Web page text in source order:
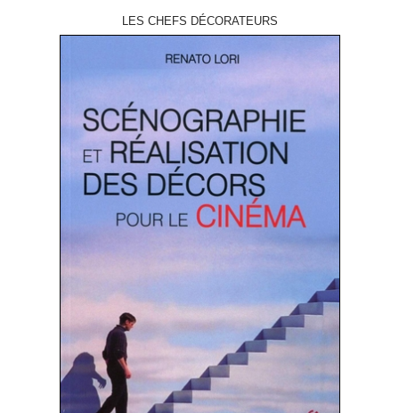
LES CHEFS DÉCORATEURS